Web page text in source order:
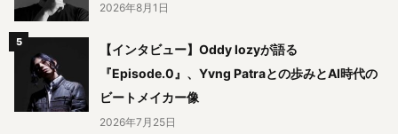
2026年8月1日
【インタビュー】Oddy lozyが語る
『Episode.0』、Yvng Patraとの歩みとAI時代の
ビートメイカー像
2026年7月25日